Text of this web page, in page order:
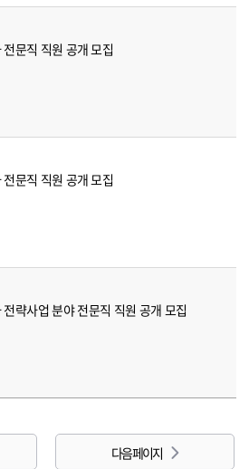
문직 직원 공개 모집
문직 직원 공개 모집
략사업 분야 전문직 직원 공개 모집
다음 페이지